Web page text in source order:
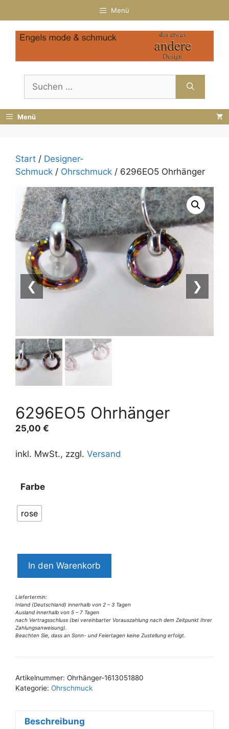
Inhalt
springen
Menü
nach:
Menü
Start / Designer-
Schmuck / Ohrschmuck / 6296EO5 Ohrhänger
❮ ❯
6296EO5 Ohrhänger
25,00 €
inkl. MwSt., zzgl. Versand
Farbe
rose
Ohrhänger
In den Warenkorb
Liefertermin:
Inland (Deutschland) innerhalb von 2 – 3 Tagen
Ausland innerhalb von 5 – 7 Tagen
nach Vertragsschluss (bei vereinbarter Vorauszahlung nach dem Zeitpunkt Ihrer
Zahlungsanweisung).
Beachten Sie, dass an Sonn- und Feiertagen keine Zustellung erfolgt.
l
e
Artikelnummer: Ohrhänger-1613051880
Kategorie: Ohrschmuck
Beschreibung